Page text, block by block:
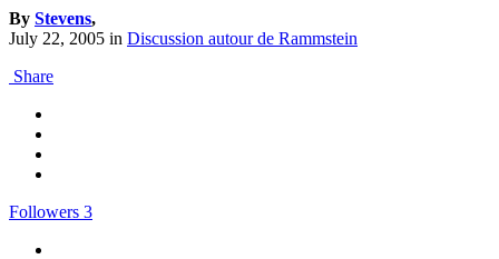
By Stevens,
July 22, 2005 in Discussion autour de Rammstein
Share
Followers 3